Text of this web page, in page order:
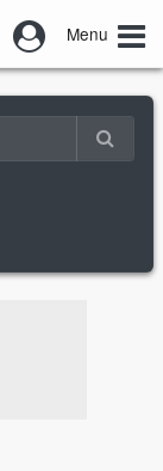
Menu